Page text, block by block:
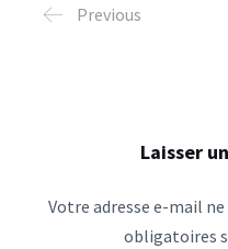
Previous
Laisser
Votre adresse e-mail
obligatoires